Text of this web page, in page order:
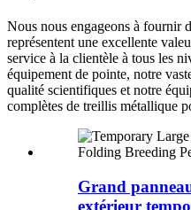
Nous nous engageons à fournir
représentent une excellente
service à la clientèle à tous les
équipement de pointe, notre
qualité scientifiques et notre
complètes de treillis métallique
Grand
extérieur